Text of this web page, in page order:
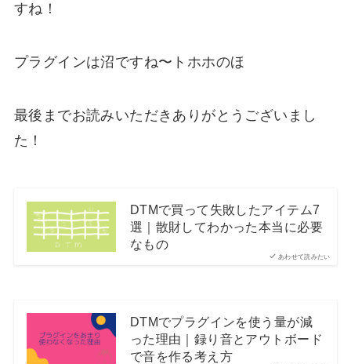
すね！
プラグインは沼ですね〜トホホのほ
最後までお読みいただきありがとうございまし
た！
あわせて読みたい
DTMで買って失敗したアイテム7
選｜散財してわかった本当に必要
なもの
DTMでプラグインを使う量が減
った理由｜録り音とアウトボード
で音を作る考え方